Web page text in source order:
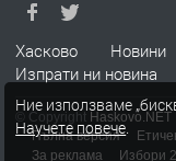
Хасково Новини
Изпрати ни новина
© Copyright Haskovo.NET
Пълна версия
За реклама
Избори
Ние използваме
Научете повече.